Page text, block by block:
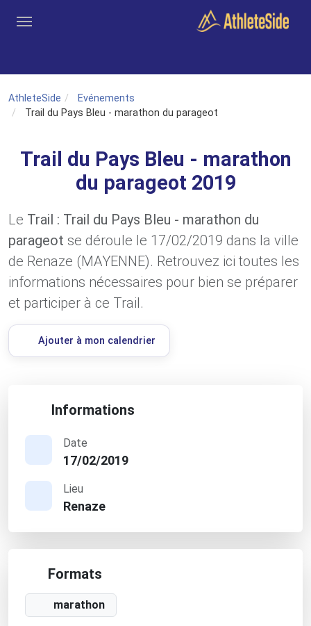
AthleteSide
Evénements
Trail du Pays Bleu - marathon du parageot
Trail du Pays Bleu - marathon
du parageot 2019
Le Trail : Trail du Pays Bleu - marathon du
parageot se déroule le 17/02/2019 dans la ville
de Renaze (MAYENNE). Retrouvez ici toutes les
informations nécessaires pour bien se préparer
et participer à ce Trail.
Ajouter à mon calendrier
Informations
Date
17/02/2019
Lieu
Renaze
Formats
marathon